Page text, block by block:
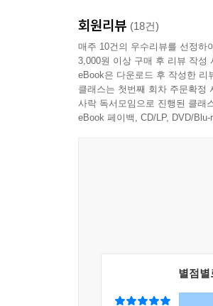
달팽이 마을의 촌장님은 아
가질 수 있다”고, 그러니까
하지만 ‘북 치는 달팽이’ 라
만들고 싶은 것, 가장 나다
돌돌이의 이야기를 들은 아
《달팽이 우주선》은 어
회원리뷰 (18건)
매주 10건의 우수리뷰를 선정하
3,000원 이상 구매 후 리뷰 작성
eBook은 다운로드 후 작성한 리
클래스는 첫번째 회차 주문확정
사락 독서모임으로 진행된 클래
eBook 페이백, CD/LP, DVD/
별점